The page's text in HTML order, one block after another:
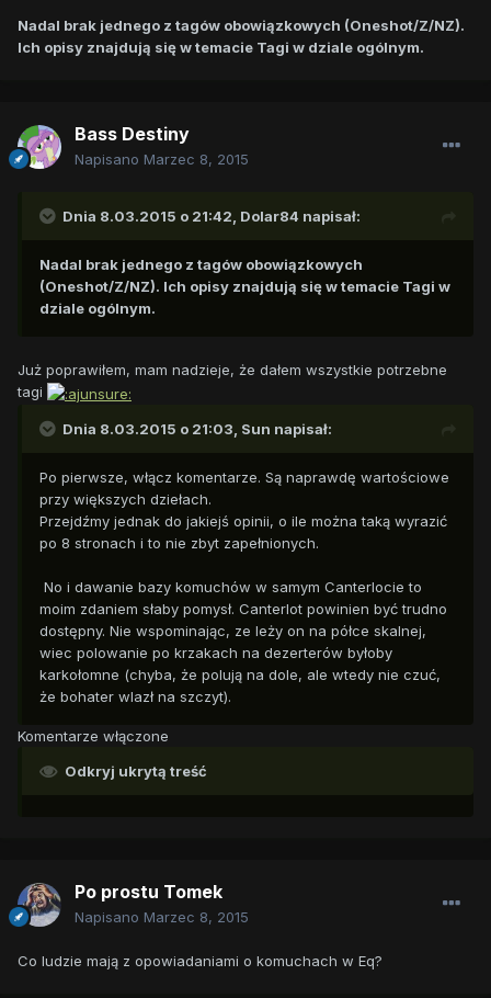
Nadal brak jednego z tagów obowiązkowych (Oneshot/Z/NZ).
Ich opisy znajdują się w temacie Tagi w dziale ogólnym.
Bass Destiny
Napisano Marzec 8, 2015
Dnia 8.03.2015 o 21:42, Dolar84 napisał:
Nadal brak jednego z tagów obowiązkowych
(Oneshot/Z/NZ). Ich opisy znajdują się w temacie Tagi w
dziale ogólnym.
Już poprawiłem, mam nadzieje, że dałem wszystkie potrzebne
tagi
Dnia 8.03.2015 o 21:03, Sun napisał:
Po pierwsze, włącz komentarze. Są naprawdę wartościowe
przy większych dziełach.
Przejdźmy jednak do jakiejś opinii, o ile można taką wyrazić
po 8 stronach i to nie zbyt zapełnionych.
No i dawanie bazy komuchów w samym Canterlocie to
moim zdaniem słaby pomysł. Canterlot powinien być trudno
dostępny. Nie wspominając, ze leży on na półce skalnej,
wiec polowanie po krzakach na dezerterów byłoby
karkołomne (chyba, że polują na dole, ale wtedy nie czuć,
że bohater wlazł na szczyt).
Komentarze włączone
Odkryj ukrytą treść
Po prostu Tomek
Napisano Marzec 8, 2015
Co ludzie mają z opowiadaniami o komuchach w Eq?